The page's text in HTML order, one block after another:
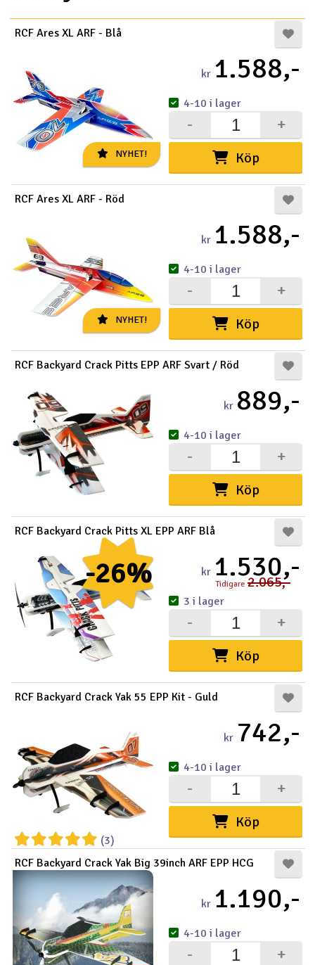
Outlet
Raketer
Scooter & elfordon
Smarthem, lek och hobby
Solenergi
Verktyg, utrustning och tillbehör
Presentkort
NYHET!
RCF Ares XL ARF - Blå
kr 1.588,-
Köp
+
-
4-10 i lager
NYHET!
RCF Ares XL ARF - Röd
kr 1.588,-
Köp
+
-
4-10 i lager
RCF Backyard Crack Pitts EPP ARF Svart / Röd
kr 889,-
Köp
+
-
4-10 i lager
-26%
RCF Backyard Crack Pitts XL EPP ARF Blå
kr 1.530,-
Tidigare 2.065,-
Köp
+
-
3 i lager
RCF Backyard Crack Yak 55 EPP Kit - Guld
(3)
kr 742,-
Köp
+
-
4-10 i lager
RCF Backyard Crack Yak Big 39inch ARF EPP HCG
kr 1.190,-
+
-
4-10 i lager